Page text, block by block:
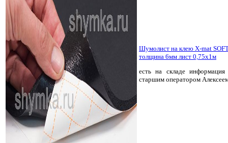
Шумолист на клею X-mat
толщина 6мм лист 0,75х1м
есть на складе информация
старшим оператором